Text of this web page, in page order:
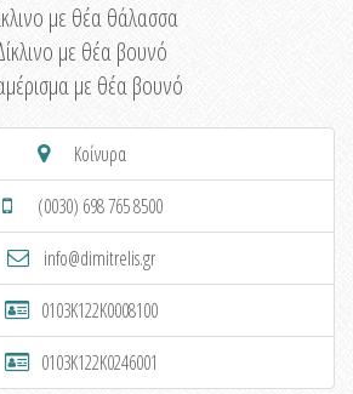
με θέα θάλασσα
με θέα βουνό
με θέα βουνό
Κοίνυρα
(0030) 698 765 8500
info@dimitrelis.gr
0103K122K0008100
0103K122K0246001